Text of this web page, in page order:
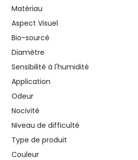
Matériau
Aspect Visuel
Bio-sourcé
Diamètre
Sensibilité à l'humidité
Application
Odeur
Nocivité
Niveau de difficulté
Type de produit
Couleur